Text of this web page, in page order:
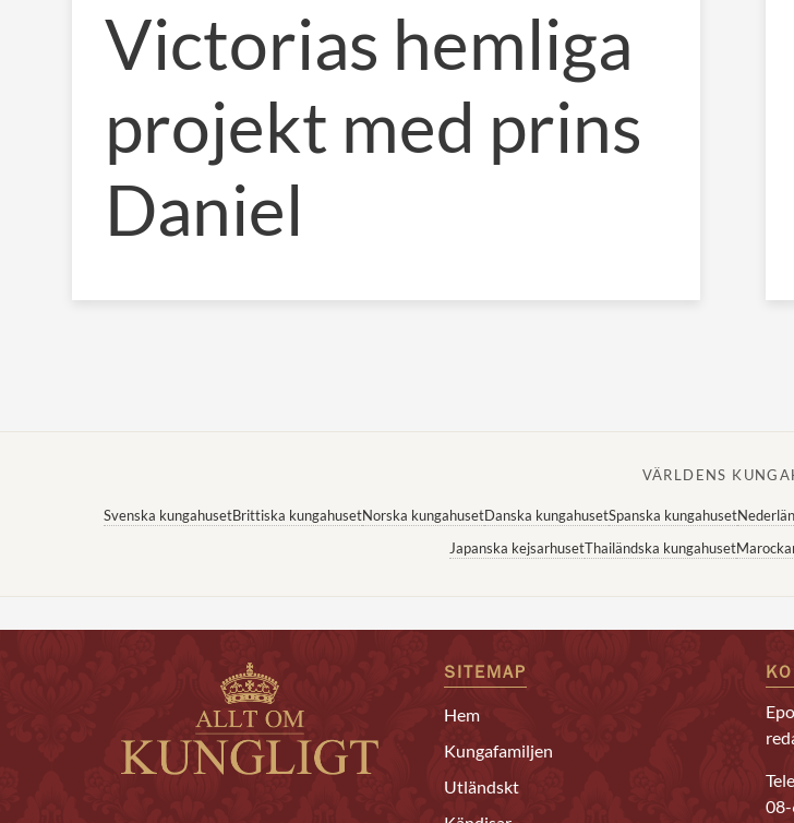
Victorias hemliga
projekt med prins
Daniel
VÄRLDENS
Svenska kungahusetBrittiska kungahusetNorska kungahusetDanska kungahusetSpanska kungahuset
Japanska kejsarhusetThailändska kungahuset
SITEMAP
Hem
Kungafamiljen
Utländskt